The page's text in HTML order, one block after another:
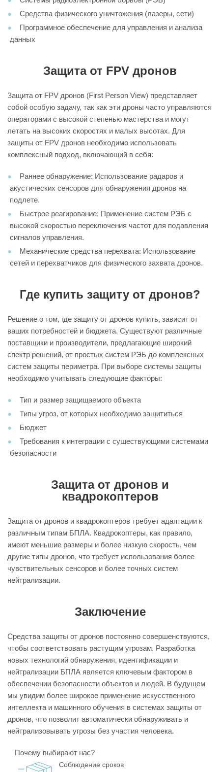
Средства физического уничтожения (лазеры, сети)
Программное обеспечение для управления и анализа
данных
Защита от FPV дронов
Защита от FPV дронов (First Person View) представляет
собой особую задачу, так как эти дроны часто управляются
операторами с высокой степенью мастерства и могут
летать на высоких скоростях и малых высотах. Для
защиты от FPV дронов необходимо использовать
комплексный подход, включающий в себя:
Раннее обнаружение: Использование радаров и
акустических сенсоров для обнаружения дронов на
подлете.
Быстрое реагирование: Применение систем РЭБ с
высокой скоростью переключения частот для подавления
сигналов управления.
Механические средства перехвата: Использование
сетей и перехватчиков для физического захвата дронов.
Где купить защиту от дронов?
Решение о том, где защиту от дронов купить, зависит от
ваших потребностей и бюджета. Существуют различные
поставщики и производители, предлагающие широкий
спектр решений, от простых систем РЭБ до комплексных
систем защиты периметра. При выборе системы защиты
необходимо учитывать следующие факторы:
Тип и размер защищаемого объекта
Типы угроз, от которых необходимо защититься
Бюджет
Требования к интеграции с существующими системами
безопасности
Защита от дронов и
квадрокоптеров
Защита от дронов и квадрокоптеров требует адаптации к
различным типам БПЛА. Квадрокоптеры, как правило,
имеют меньшие размеры и более низкую скорость, чем
другие типы дронов, что требует использования более
чувствительных сенсоров и более точных систем
нейтрализации.
Заключение
Средства защиты от дронов постоянно совершенствуются,
чтобы соответствовать растущим угрозам. Разработка
новых технологий обнаружения, идентификации и
нейтрализации БПЛА является ключевым фактором в
обеспечении безопасности объектов и людей. В будущем
мы увидим более широкое применение искусственного
интеллекта и машинного обучения в системах защиты от
дронов, что позволит автоматически обнаруживать и
нейтрализовывать угрозы без участия человека.
Почему выбирают нас?
Соблюдение сроков